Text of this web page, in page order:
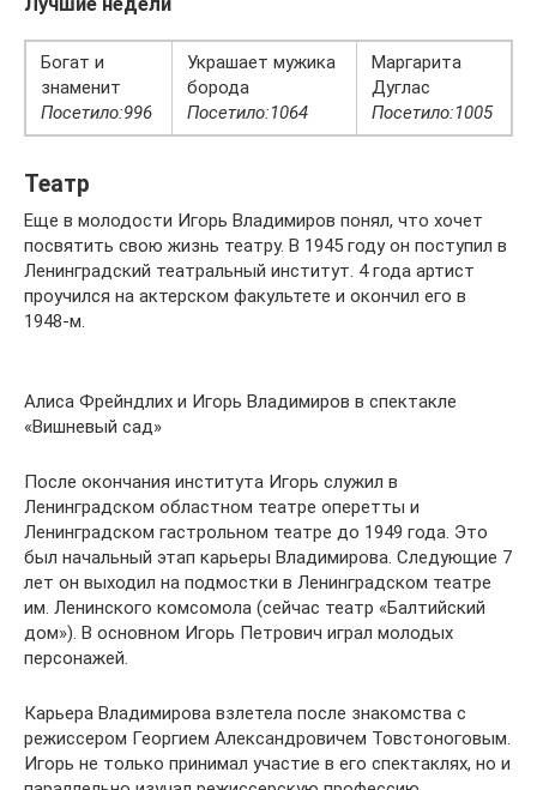
Богат и
знаменит
Посетило:996
Украшает мужика
борода
Посетило:1064
Маргарита
Дуглас
Посетило:1005
Театр
Еще в молодости Игорь Владимиров понял, что хочет
посвятить свою жизнь театру. В 1945 году он поступил в
Ленинградский театральный институт. 4 года артист
проучился на актерском факультете и окончил его в
1948-м.
Алиса Фрейндлих и Игорь Владимиров в спектакле
«Вишневый сад»
После окончания института Игорь служил в
Ленинградском областном театре оперетты и
Ленинградском гастрольном театре до 1949 года. Это
был начальный этап карьеры Владимирова. Следующие 7
лет он выходил на подмостки в Ленинградском театре
им. Ленинского комсомола (сейчас театр «Балтийский
дом»). В основном Игорь Петрович играл молодых
персонажей.
Карьера Владимирова взлетела после знакомства с
режиссером Георгием Александровичем Товстоноговым.
Игорь не только принимал участие в его спектаклях, но и